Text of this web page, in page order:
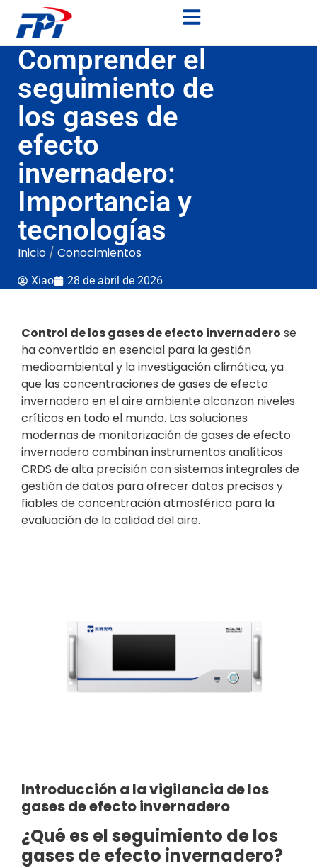
Comprender el
seguimiento de
los gases de
efecto
invernadero:
Importancia y
tecnologías
Inicio / Conocimientos
Xiao 28 de abril de 2026
Control de los gases de efecto invernadero se
ha convertido en esencial para la gestión
medioambiental y la investigación climática, ya
que las concentraciones de gases de efecto
invernadero en el aire ambiente alcanzan niveles
críticos en todo el mundo. Las soluciones
modernas de monitorización de gases de efecto
invernadero combinan instrumentos analíticos
CRDS de alta precisión con sistemas integrales de
gestión de datos para ofrecer datos precisos y
fiables de concentración atmosférica para la
evaluación de la calidad del aire.
Introducción a la vigilancia de los
gases de efecto invernadero
¿Qué es el seguimiento de los
gases de efecto invernadero?